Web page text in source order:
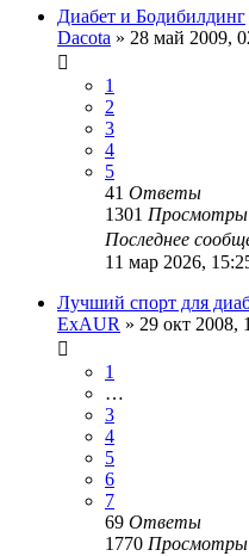
Диабет и Бодибилдинг
Dacota » 28 май 2009,
1
2
3
4
5
41 Ответы
1301 Просмотры
Последнее
11 мар 2026,
Лучший спорт для
ExAUR » 29 окт 2008,
1
…
3
4
5
6
7
69 Ответы
1770 Просмотры